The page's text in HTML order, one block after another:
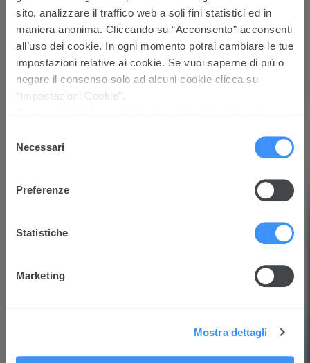
sito, analizzare il traffico web a soli fini statistici ed in
maniera anonima. Cliccando su “Acconsento” acconsenti
all’uso dei cookie. In ogni momento potrai cambiare le tue
impostazioni relative ai cookie. Se vuoi saperne di più o
negare il consenso solo ad alcuni cookie clicca su
“Impostazioni Cookie”.
delNecessari
Preferenze
Statistiche
Marketing
Mostra dettagli